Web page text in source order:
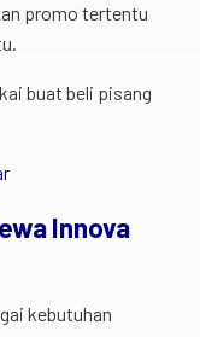
promo tertentu
buat beli pisang
Innova
kebutuhan